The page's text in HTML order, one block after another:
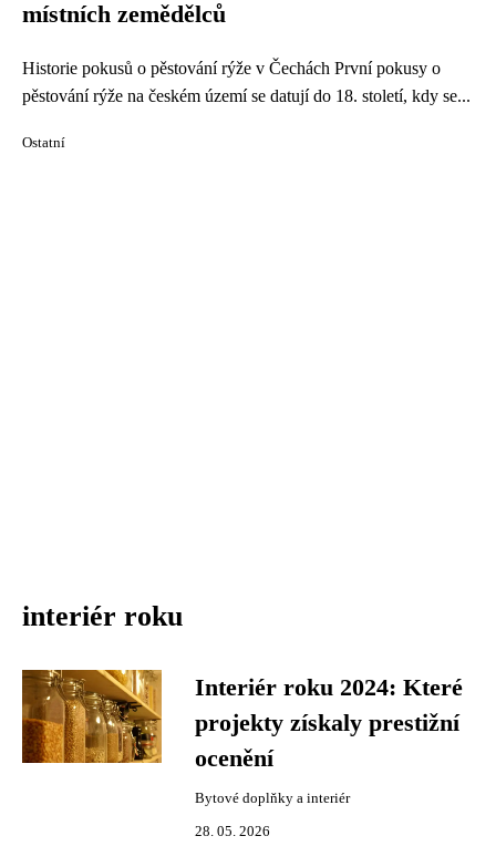
místních zemědělců
Historie pokusů o pěstování rýže v Čechách První pokusy o
pěstování rýže na českém území se datují do 18. století, kdy se...
Ostatní
interiér roku
Interiér roku 2024: Které
projekty získaly prestižní
ocenění
Bytové doplňky a interiér
28. 05. 2026